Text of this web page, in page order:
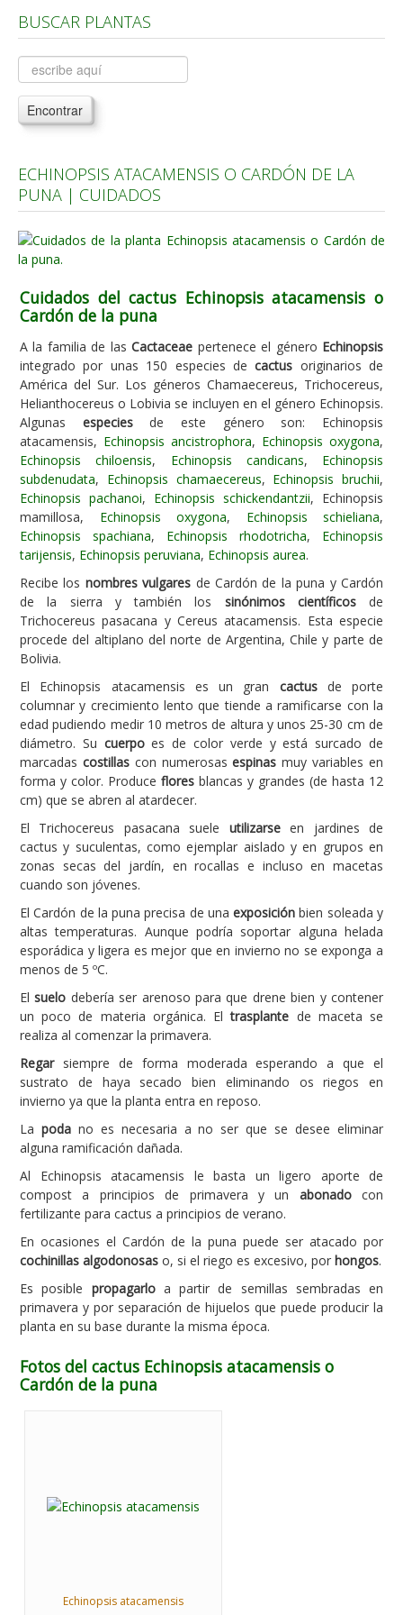
Árboles, Cicas y Palmeras de la G a la Z
Plantas Anuales y Perennes
Plantas Bulbosas y Acuáticas
Plantas de Interior
Plantas Aromáticas y de Huerto
Plantas Carnívoras y Orquídeas
Consejos
Hemisferio Sur
Enfermedades
Animales
Hongos
Carencias
Fotos
Flores y Plantas
Árboles y Palmeras
Arbustos y Trepadoras
Cactus y Suculentas
BUSCAR PLANTAS
Encontrar
ECHINOPSIS ATACAMENSIS O CARDÓN DE LA
PUNA | CUIDADOS
Cuidados del cactus Echinopsis atacamensis o
Cardón de la puna
A la familia de lasCactaceae pertenece el género Echinopsis
integrado por unas 150 especies decactus originarios de
América del Sur. Los géneros Chamaecereus, Trichocereus,
Helianthocereus o Lobivia se incluyen en el género Echinopsis.
Algunas especiesde este género son: Echinopsis
atacamensis, Echinopsis ancistrophora, Echinopsis oxygona,
Echinopsis chiloensis, Echinopsis candicans, Echinopsis
subdenudata, Echinopsis chamaecereus, Echinopsis bruchii,
Echinopsis pachanoi, Echinopsis schickendantzii, Echinopsis
mamillosa, Echinopsis oxygona, Echinopsis schieliana,
Echinopsis spachiana, Echinopsis rhodotricha, Echinopsis
tarijensis, Echinopsis peruviana, Echinopsis aurea.
Recibe los nombres vulgares de Cardón de la puna y Cardón
de la sierra y también los sinónimos científicosde
Trichocereus pasacana y Cereus atacamensis. Esta especie
procede del altiplano del norte de Argentina, Chile y parte de
Bolivia.
El Echinopsis atacamensis es un gran cactusde porte
columnar y crecimiento lento que tiende a ramificarse con la
edad pudiendo medir 10 metros de altura y unos 25-30 cm de
diámetro. Su cuerpoes de color verde y está surcado de
marcadas costillascon numerosasespinas muy variables en
forma y color. Produce flores blancas y grandes (de hasta 12
cm) que se abren al atardecer.
El Trichocereus pasacana suele utilizarseen jardines de
cactus y suculentas, como ejemplar aislado y en grupos en
zonas secas del jardín, en rocallas e incluso en macetas
cuando son jóvenes.
El Cardón de la puna precisa de unaexposición bien soleada y
altas temperaturas. Aunque podría soportar alguna helada
esporádica y ligera es mejor que en invierno no se exponga a
menos de 5 ºC.
Elsuelo debería ser arenoso para que drene bien y contener
un poco de materia orgánica. Eltrasplante de maceta se
realiza al comenzar la primavera.
Regarsiempre de forma moderada esperando a que el
sustrato de haya secado bien eliminando os riegos en
invierno ya que la planta entra en reposo.
La podano es necesaria a no ser que se desee eliminar
alguna ramificación dañada.
Al Echinopsis atacamensis le basta un ligero aporte de
compost a principios de primavera y un abonadocon
fertilizante para cactus a principios de verano.
En ocasiones el Cardón de la puna puede ser atacado por
cochinillas algodonosas o, si el riego es excesivo, por hongos.
Es posible propagarloa partir de semillas sembradas en
primavera y por separación de hijuelos que puede producir la
planta en su base durante la misma época.
Fotos del cactus Echinopsis atacamensis o
Cardón de la puna
Echinopsis atacamensis